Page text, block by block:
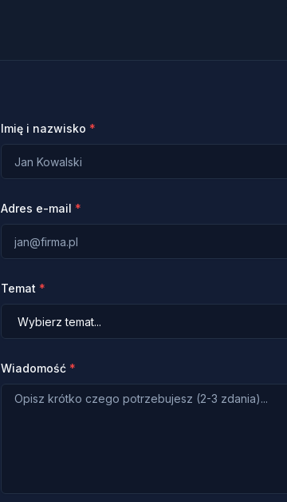
Imię i nazwisko *
Adres e-mail *
Temat *
Wiadomość *